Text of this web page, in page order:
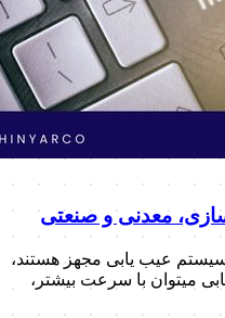
معدنی و صنعتی
سیستم عیب یابی مجهز هستند،
میتوان با سرعت بیشتر،